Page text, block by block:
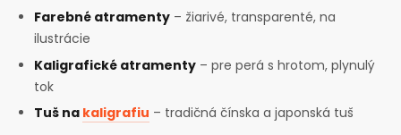
Farebné atramenty – žiarivé, transparenté, na
ilustrácie
Kaligrafické atramenty – pre perá s hrotom, plynulý
tok
Tuš na kaligrafiu – tradičná čínska a japonská tuš